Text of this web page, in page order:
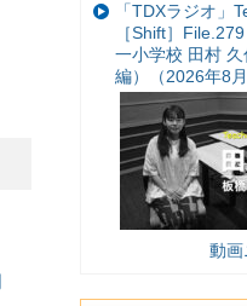
「TDXラジオ」
［Shift］
一小学校 田村
編）（2026年8月
動画